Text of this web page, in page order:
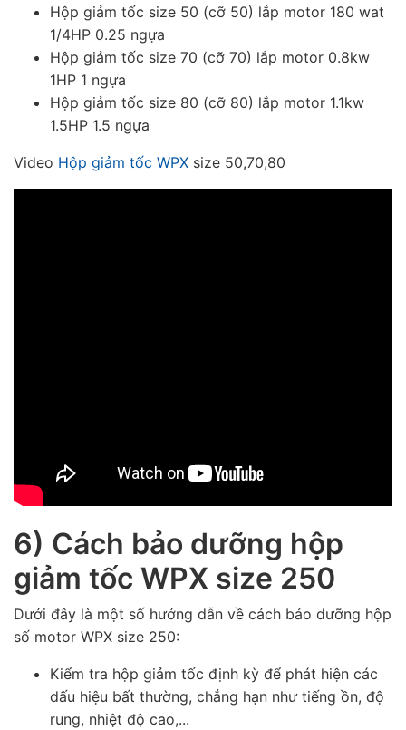
Hộp giảm tốc size 50 (cỡ 50) lắp motor 180 wat
1/4HP 0.25 ngựa
Hộp giảm tốc size 70 (cỡ 70) lắp motor 0.8kw
1HP 1 ngựa
Hộp giảm tốc size 80 (cỡ 80) lắp motor 1.1kw
1.5HP 1.5 ngựa
Video Hộp giảm tốc WPX size 50,70,80
6) Cách bảo dưỡng hộp
giảm tốc WPX size 250
Dưới đây là một số hướng dẫn về cách bảo dưỡng hộp
số motor WPX size 250:
Kiểm tra hộp giảm tốc định kỳ để phát hiện các
dấu hiệu bất thường, chẳng hạn như tiếng ồn, độ
rung, nhiệt độ cao,...